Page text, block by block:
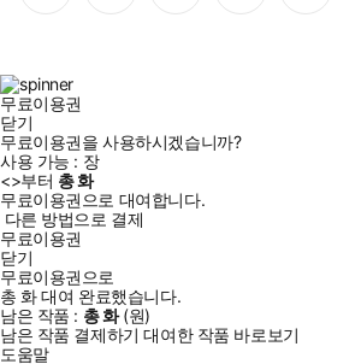
이
스
위
튜
톡
무료이용권
닫기
무료이용권을 사용하시겠습니까?
사용 가능 : 장
<>부터 총화
무료이용권으로 대여합니다.
다른 방법으로 결제
무료이용권
닫기
무료이용권으로
총 화대여 완료했습니다.
남은 작품 : 총화(원)
남은 작품 결제하기 대여한 작품 바로보기
도움말